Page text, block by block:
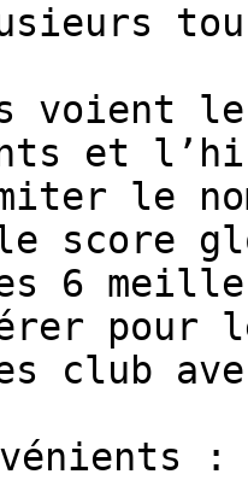
voient
et
le
le score
6
pour
club
: